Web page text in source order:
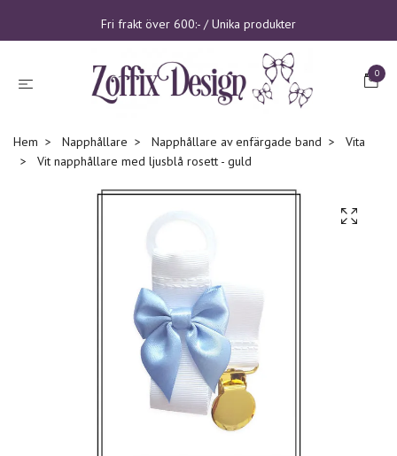
Fri frakt över 600:- / Unika produkter
0
Hem Napphållare Napphållare av enfärgade band
Vita
Vit napphållare med ljusblå rosett - guld